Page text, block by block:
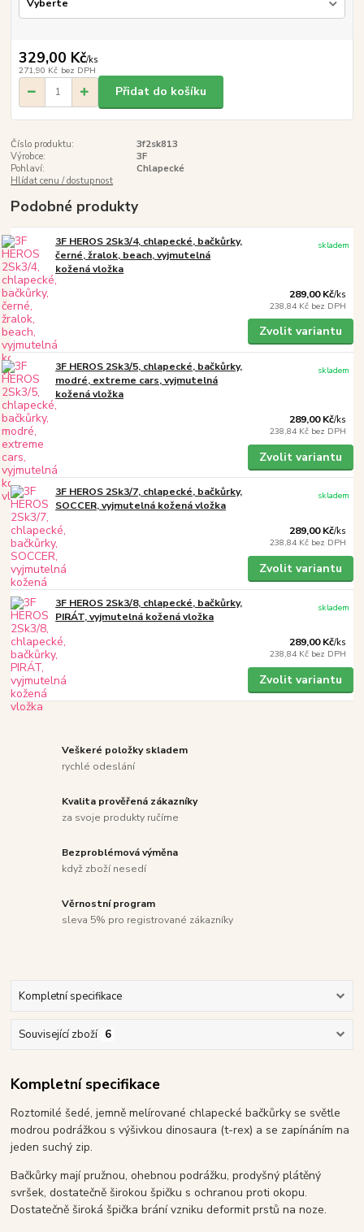
329,00 Kč/ks
271,90 Kč bez DPH
Přidat do košíku
Číslo produktu:
3f2sk813
Výrobce:
3F
Pohlaví:
Chlapecké
Hlídat cenu / dostupnost
Podobné produkty
3F HEROS 2Sk3/4, chlapecké, bačkůrky,
černé, žralok, beach, vyjmutelná
kožená vložka
289,00 Kč/ks
238,84 Kč bez DPH
skladem
Zvolit variantu
3F HEROS 2Sk3/5, chlapecké, bačkůrky,
modré, extreme cars, vyjmutelná
kožená vložka
289,00 Kč/ks
238,84 Kč bez DPH
skladem
Zvolit variantu
3F HEROS 2Sk3/7, chlapecké, bačkůrky,
SOCCER, vyjmutelná kožená vložka
289,00 Kč/ks
238,84 Kč bez DPH
skladem
Zvolit variantu
3F HEROS 2Sk3/8, chlapecké, bačkůrky,
PIRÁT, vyjmutelná kožená vložka
289,00 Kč/ks
238,84 Kč bez DPH
skladem
Zvolit variantu
Veškeré položky skladem
rychlé odeslání
Kvalita prověřená zákazníky
za svoje produkty ručíme
Bezproblémová výměna
když zboží nesedí
Věrnostní program
sleva 5% pro registrované zákazníky
Kompletní specifikace
Související zboží 6
Kompletní specifikace
Roztomilé šedé, jemně melírované chlapecké bačkůrky se světle
modrou podrážkou s výšivkou dinosaura (t-rex) a se zapínáním na
jeden suchý zip.
Bačkůrky mají pružnou, ohebnou podrážku, prodyšný plátěný
svršek, dostatečně širokou špičku s ochranou proti okopu.
Dostatečně široká špička brání vzniku deformit prstů na noze.